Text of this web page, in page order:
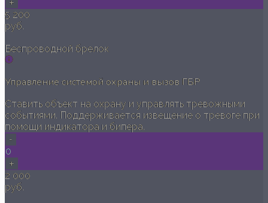
+
5 200
руб.
Беспроводной брелок
Управление системой охраны и вызов ГБР
Ставить объект на охрану и управлять тревожными
событиями. Поддерживается извещение о тревоге при
помощи индикатора и бипера.
-
0
+
2 000
руб.